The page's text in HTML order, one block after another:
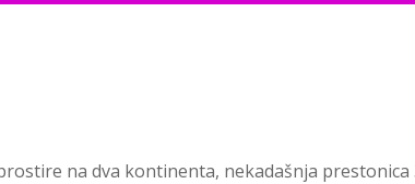
na dva kontinenta, nekadašnja